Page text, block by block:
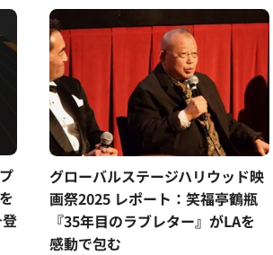
グローバルステージハリウッド映
画祭2025 レポート：笑福亭鶴瓶
『35年目のラブレター』がLAを
感動で包む